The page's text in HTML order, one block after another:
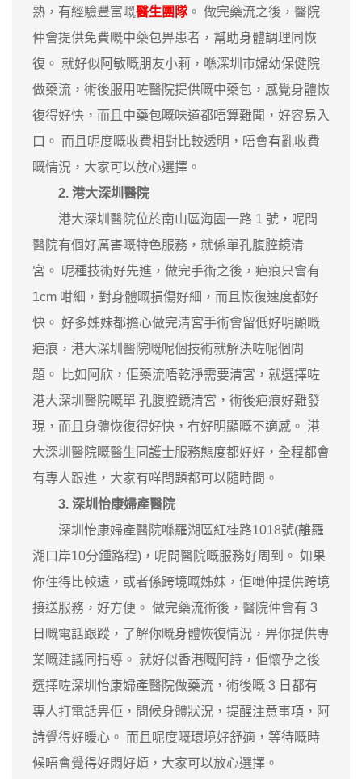
熟，有經驗豐富嘅醫生團隊。 做完藥流之後，醫院
仲會提供免費嘅中藥包畀患者，幫助身體調理同恢
復。 就好似阿敏嘅朋友小莉，喺深圳市婦幼保健院
做藥流，術後服用咗醫院提供嘅中藥包，感覺身體恢
復得好快，而且中藥包嘅味道都唔算難聞，好容易入
口。 而且呢度嘅收費相對比較透明，唔會有亂收費
嘅情況，大家可以放心選擇。
2. 港大深圳醫院
港大深圳醫院位於南山區海園一路 1 號，呢間
醫院有個好厲害嘅特色服務，就係單孔腹腔鏡清
宮。 呢種技術好先進，做完手術之後，疤痕只會有
1cm 咁細，對身體嘅損傷好細，而且恢復速度都好
快。 好多姊妹都擔心做完清宮手術會留低好明顯嘅
疤痕，港大深圳醫院嘅呢個技術就解決咗呢個問
題。 比如阿欣，佢藥流唔乾淨需要清宮，就選擇咗
港大深圳醫院嘅單 孔腹腔鏡清宮，術後疤痕好難發
現，而且身體恢復得好快，冇好明顯嘅不適感。 港
大深圳醫院嘅醫生同護士服務態度都好好，全程都會
有專人跟進，大家有咩問題都可以隨時問。
3. 深圳怡康婦產醫院
深圳怡康婦產醫院喺羅湖區紅桂路1018號(離羅
湖口岸10分鍾路程)，呢間醫院嘅服務好周到。 如果
你住得比較遠，或者係跨境嘅姊妹，佢哋仲提供跨境
接送服務，好方便。 做完藥流術後，醫院仲會有 3
日嘅電話跟蹤，了解你嘅身體恢復情況，畀你提供專
業嘅建議同指導。 就好似香港嘅阿詩，佢懷孕之後
選擇咗深圳怡康婦產醫院做藥流，術後嘅 3 日都有
專人打電話畀佢，問候身體狀況，提醒注意事項，阿
詩覺得好暖心。 而且呢度嘅環境好舒適，等待嘅時
候唔會覺得好悶好煩，大家可以放心選擇。